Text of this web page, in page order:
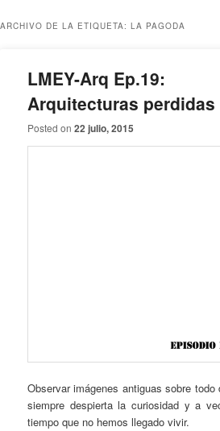
ARCHIVO DE LA ETIQUETA: LA PAGODA
LMEY-Arq Ep.19:
Arquitecturas perdidas
Posted on22 julio, 2015
Observar imágenes antiguas sobre todo
siempre despierta la curiosidad y a
tiempo que no hemos llegado vivir.